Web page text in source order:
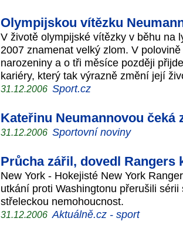
Olympijskou vítězku
V životě olympijské vítězky v běhu na
2007 znamenat velký zlom. V
narozeniny a o tři měsíce později
kariéry, který tak výrazně změní její
31.12.2006 Sport.cz
Kateřinu Neumannovou čeká
31.12.2006 Sportovní noviny
Průcha zářil, dovedl Rangers
New York - Hokejisté New York
utkání proti Washingtonu přerušili
střeleckou nemohoucnost.
31.12.2006 Aktuálně.cz - sport